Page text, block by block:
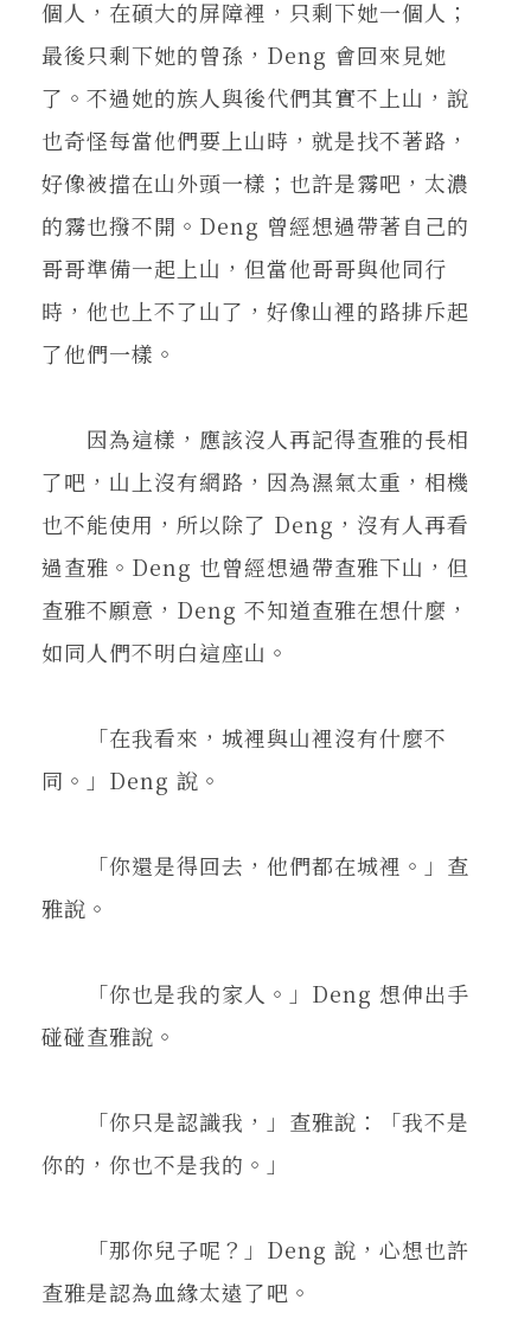
個人，在碩大的屏障裡，只剩下她一個人；
最後只剩下她的曾孫，Deng 會回來見她
了。不過她的族人與後代們其實不上山，說
也奇怪每當他們要上山時，就是找不著路，
好像被擋在山外頭一樣；也許是霧吧，太濃
的霧也撥不開。Deng 曾經想過帶著自己的
哥哥準備一起上山，但當他哥哥與他同行
時，他也上不了山了，好像山裡的路排斥起
了他們一樣。
因為這樣，應該沒人再記得查雅的長相
了吧，山上沒有網路，因為濕氣太重，相機
也不能使用，所以除了 Deng，沒有人再看
過查雅。Deng 也曾經想過帶查雅下山，但
查雅不願意，Deng 不知道查雅在想什麼，
如同人們不明白這座山。
「在我看來，城裡與山裡沒有什麼不
同。」Deng 說。
「你還是得回去，他們都在城裡。」查
雅說。
「你也是我的家人。」Deng 想伸出手
碰碰查雅說。
「你只是認識我，」查雅說：「我不是
你的，你也不是我的。」
「那你兒子呢？」Deng 說，心想也許
查雅是認為血緣太遠了吧。